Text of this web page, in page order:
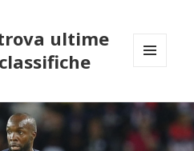
ultime
WIDGETS